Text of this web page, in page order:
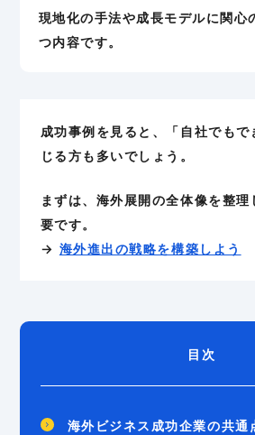
現地化の手法や成長モデルに関心
つ内容です。
成功事例を見ると、「自社でもで
じる方も多いでしょう。
まずは、海外展開の全体像を整
要です。
→ 海外進出の戦略を構築しよう
目次
海外ビジネス成功企業の共通